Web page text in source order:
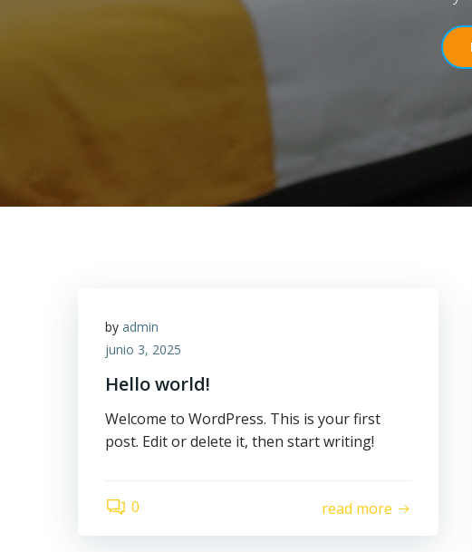
by admin
junio 3, 2025
Hello world!
Welcome to WordPress. This is your first
post. Edit or delete it, then start writing!
0 read more